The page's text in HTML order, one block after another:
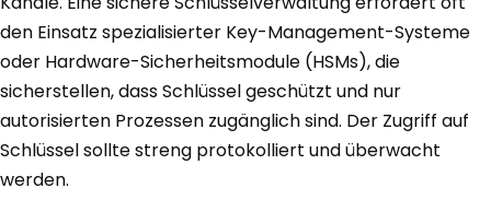
den Einsatz spezialisierter Key-Management-Systeme
oder Hardware-Sicherheitsmodule (HSMs), die
sicherstellen, dass Schlüssel geschützt und nur
autorisierten Prozessen zugänglich sind. Der Zugriff auf
Schlüssel sollte streng protokolliert und überwacht
werden.